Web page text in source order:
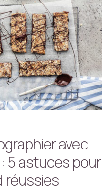
avec
5 astuces pour
réussies